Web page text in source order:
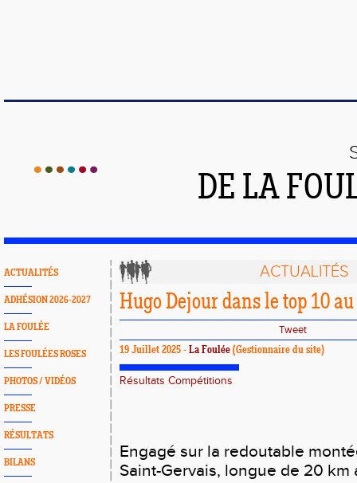
DE LA
ACTUALITÉS
ADHÉSION 2026-2027
LA FOULÉE
LES FOULÉES ROSES
PHOTOS / VIDÉOS
PRESSE
RÉSULTATS
BILANS
ACTUALITÉS
Hugo Dejour dans le top 10
Tweet
19 Juillet 2025 - La Foulée (Gestionnaire du site)
Résultats Compétitions
Engagé sur la redoutable
Saint-Gervais, longue de 20 km